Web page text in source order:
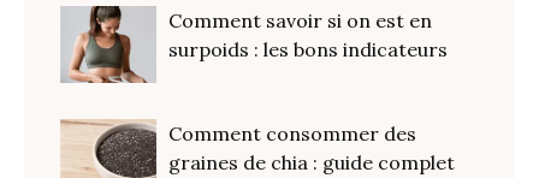
Comment savoir si on est en
surpoids : les bons indicateurs
Comment consommer des
graines de chia : guide complet